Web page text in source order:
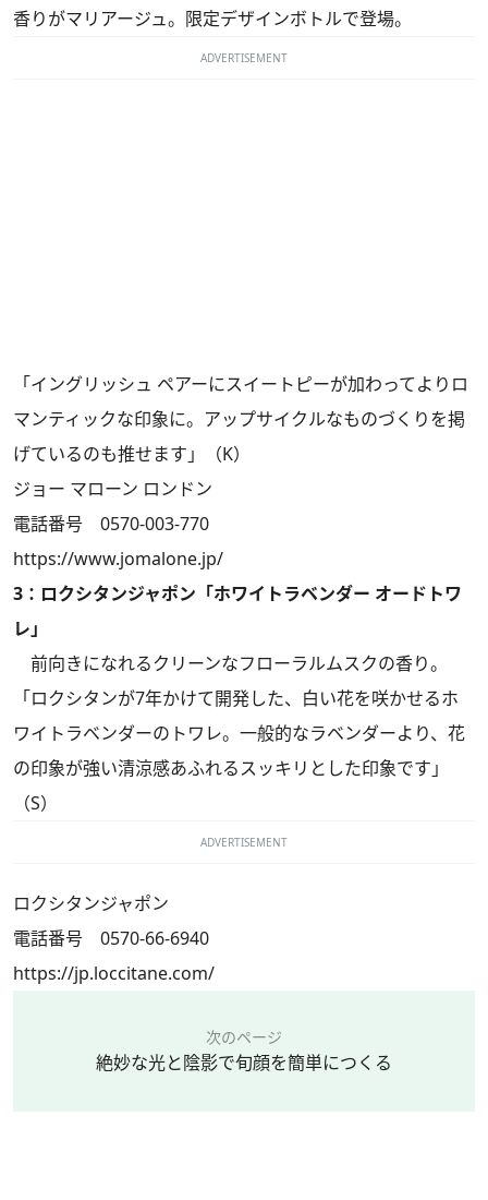
香りがマリアージュ。限定デザインボトルで登場。
ADVERTISEMENT
「イングリッシュ ペアーにスイートピーが加わってよりロ
マンティックな印象に。アップサイクルなものづくりを掲
げているのも推せます」（K）
ジョー マローン ロンドン
電話番号 0570-003-770
https://www.jomalone.jp/
3：ロクシタンジャポン「ホワイトラベンダー オードトワ
レ」
前向きになれるクリーンなフローラルムスクの香り。
「ロクシタンが7年かけて開発した、白い花を咲かせるホ
ワイトラベンダーのトワレ。一般的なラベンダーより、花
の印象が強い清涼感あふれるスッキリとした印象です」
（S）
ADVERTISEMENT
ロクシタンジャポン
電話番号 0570-66-6940
https://jp.loccitane.com/
次のページ
絶妙な光と陰影で旬顔を簡単につくる